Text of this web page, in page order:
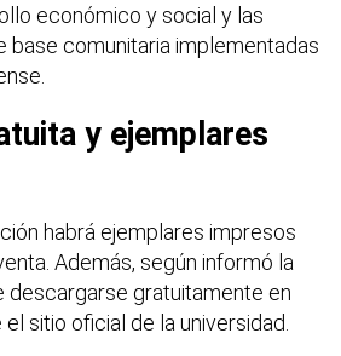
económico y social y las
base comunitaria implementadas
y ejemplares
habrá ejemplares impresos
Además, según informó la
descargarse gratuitamente en
sitio oficial de la universidad.